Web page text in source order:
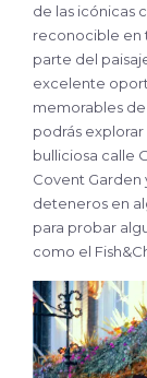
de las icónicas
reconocible en
parte del
excelente
memorables de
podrás
bulliciosa calle
Covent Garden
deteneros en
para probar
como el